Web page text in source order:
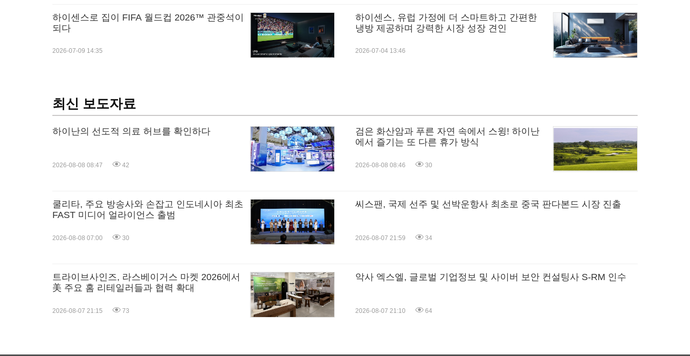
하이센스로 집이 FIFA 월드컵 2026™ 관중석이
되다
2026-07-09 14:35
하이센스, 유럽 가정에 더 스마트하고 간편한
냉방 제공하며 강력한 시장 성장 견인
2026-07-04 13:46
최신 보도자료
하이난의 선도적 의료 허브를 확인하다
2026-08-08 08:47 42
검은 화산암과 푸른 자연 속에서 스윙! 하이난
에서 즐기는 또 다른 휴가 방식
2026-08-08 08:46 30
쿨리타, 주요 방송사와 손잡고 인도네시아 최초
FAST 미디어 얼라이언스 출범
2026-08-08 07:00 30
씨스팬, 국제 선주 및 선박운항사 최초로 중국 판다본드 시장 진출
2026-08-07 21:59 34
트라이브사인즈, 라스베이거스 마켓 2026에서
美 주요 홈 리테일러들과 협력 확대
2026-08-07 21:15 73
악사 엑스엘, 글로벌 기업정보 및 사이버 보안 컨설팅사 S-RM 인수
2026-08-07 21:10 64